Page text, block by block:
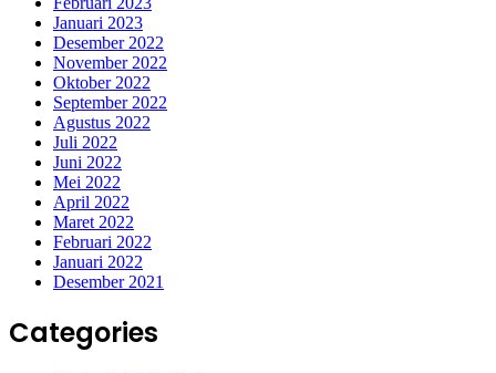
Januari 2023
Desember 2022
November 2022
Oktober 2022
September 2022
Agustus 2022
Juli 2022
Juni 2022
Mei 2022
April 2022
Maret 2022
Februari 2022
Januari 2022
Desember 2021
Categories